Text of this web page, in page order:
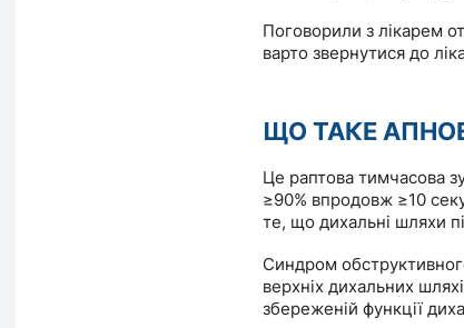
Поговорили з лікарем
варто звернутися до
ЩО ТАКЕ АПНОЕ
Це раптова тимчасова
≥90% впродовж ≥10
те, що дихальні шляхи
Синдром
верхніх дихальних
збереженій функції